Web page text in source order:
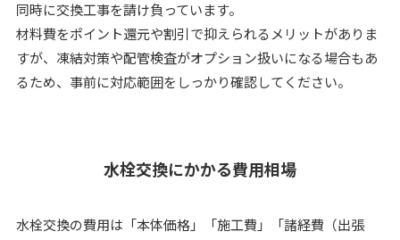
同時に交換工事を請け負っています。
材料費をポイント還元や割引で抑えられるメリットがありま
すが、凍結対策や配管検査がオプション扱いになる場合もあ
るため、事前に対応範囲をしっかり確認してください。
水栓交換にかかる費用相場
水栓交換の費用は「本体価格」「施工費」「諸経費（出張